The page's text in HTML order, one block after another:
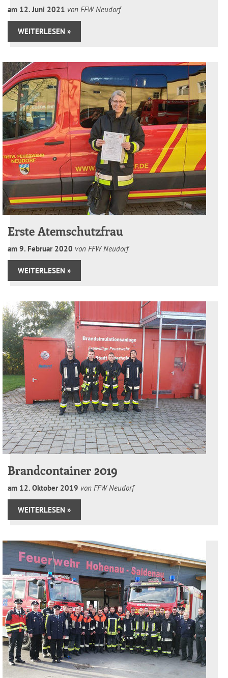
am 12.Juni 2021 von FFW Neudorf
WEITERLESEN »
Erste Atemschutzfrau
am 9. Februar 2020 von FFW Neudorf
WEITERLESEN »
Brandcontainer 2019
am 12. Oktober 2019 von FFW Neudorf
WEITERLESEN »